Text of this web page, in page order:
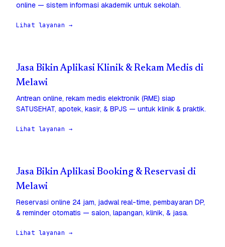
online — sistem informasi akademik untuk sekolah.
Lihat layanan →
Jasa Bikin Aplikasi Klinik & Rekam Medis di
Melawi
Antrean online, rekam medis elektronik (RME) siap
SATUSEHAT, apotek, kasir, & BPJS — untuk klinik & praktik.
Lihat layanan →
Jasa Bikin Aplikasi Booking & Reservasi di
Melawi
Reservasi online 24 jam, jadwal real-time, pembayaran DP,
& reminder otomatis — salon, lapangan, klinik, & jasa.
Lihat layanan →